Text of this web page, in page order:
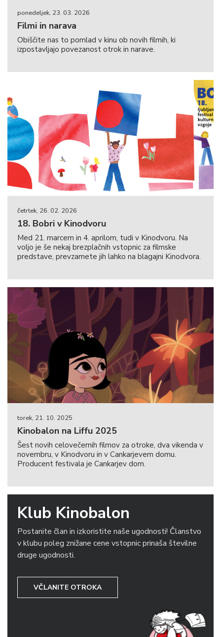
ponedeljek, 23. 03. 2026
Filmi in narava
Obiščite nas to pomlad v kinu ob novih filmih, ki
izpostavljajo povezanost otrok in narave.
četrtek, 26. 02. 2026
18. Bobri v Kinodvoru
Med 21. marcem in 4. aprilom, tudi v Kinodvoru. Na
voljo je še nekaj brezplačnih vstopnic za filmske
predstave, prevzamete jih lahko na blagajni Kinodvora.
torek, 21. 10. 2025
Kinobalon na Liffu 2025
Šest novih celovečernih filmov za otroke, dva vikenda v
novembru, v Kinodvoru in v Cankarjevem domu.
Producent festivala je Cankarjev dom.
Klub Kinobalon
Postanite član in izkoristite naše ugodnosti! Članstvo
v klubu poleg znižane cene vstopnic prinaša številne
druge ugodnosti.
VČLANITE OTROKA